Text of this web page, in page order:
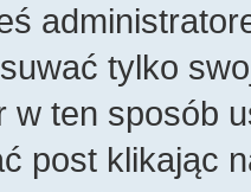
tylko
w ten sposób
post klikając